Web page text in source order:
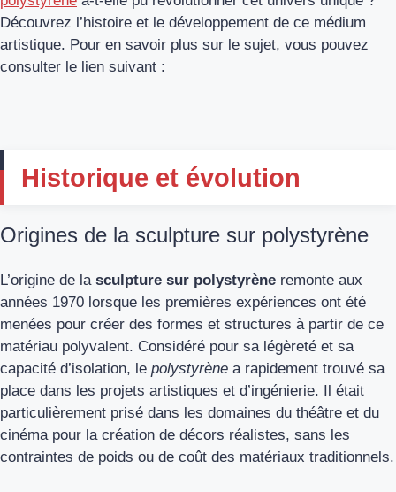
Découvrez l’histoire et le développement de ce médium
artistique. Pour en savoir plus sur le sujet, vous pouvez
consulter le lien suivant :
Historique et évolution
Origines de la sculpture sur polystyrène
L’origine de la sculpture sur polystyrène remonte aux
années 1970 lorsque les premières expériences ont été
menées pour créer des formes et structures à partir de ce
matériau polyvalent. Considéré pour sa légèreté et sa
capacité d’isolation, le polystyrène a rapidement trouvé sa
place dans les projets artistiques et d’ingénierie. Il était
particulièrement prisé dans les domaines du théâtre et du
cinéma pour la création de décors réalistes, sans les
contraintes de poids ou de coût des matériaux traditionnels.